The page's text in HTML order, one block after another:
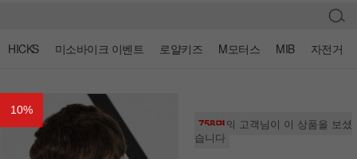
HICKS 미소바이크 이벤트 로얄키즈 M모터스 MIB 자전거
10%
758명의 고객님이 이 상품을 보셨
습니다